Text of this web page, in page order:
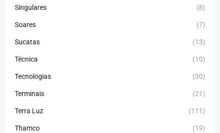
Singulares (8)
Soares (7)
Sucatas (13)
Técnica (10)
Tecnologias (30)
Terminais (21)
Terra Luz (111)
Thamco (19)